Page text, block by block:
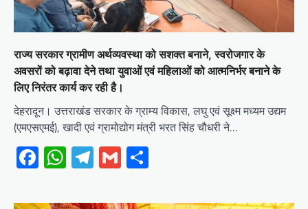
राज्य सरकार ग्रामीण अर्थव्यवस्था को सशक्त बनाने, स्वरोजगार के
अवसरों को बढ़ावा देने तथा युवाओं एवं महिलाओं को आत्मनिर्भर बनाने के
लिए निरंतर कार्य कर रही है।
देहरादून। उत्तराखंड सरकार के ग्राम्य विकास, लघु एवं सूक्ष्म मध्यम उद्यम
(एमएसएमई), खादी एवं ग्रामोद्योग मंत्री भरत सिंह चौधरी ने…
Facebook
WhatsApp
Telegram
Gmail